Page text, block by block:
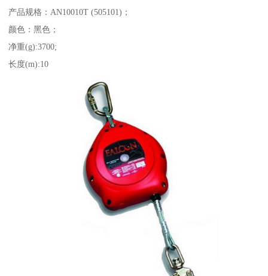
产品规格：AN10010T (505101)；
颜色：黑色；
净重(g):3700;
长度(m):10